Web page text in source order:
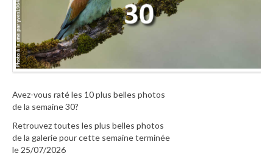
Avez-vous raté les 10 plus belles photos
de la semaine 30?
Retrouvez toutes les plus belles photos
de la galerie pour cette semaine terminée
le 25/07/2026